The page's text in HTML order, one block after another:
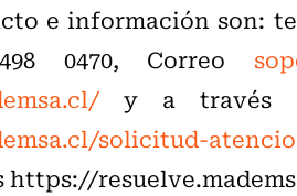
e información son:
0470, Correo
y a través
solicitud-
https://